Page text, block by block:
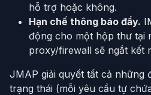
hỗ trợ hoặc không.
Hạn chế thông báo đẩy.
động cho một hộp thư tại
proxy/firewall sẽ ngắt kết
JMAP giải quyết tất cả những
trạng thái (mỗi yêu cầu tự